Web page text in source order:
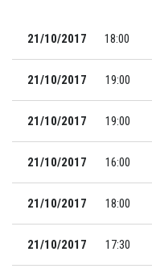
21/10/2017 18:00
21/10/2017 19:00
21/10/2017 19:00
21/10/2017 16:00
21/10/2017 18:00
21/10/2017 17:30